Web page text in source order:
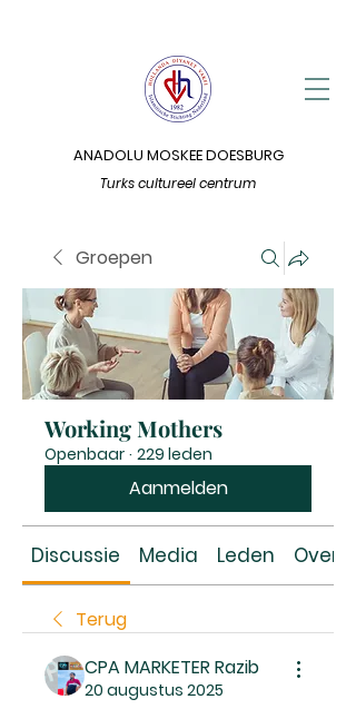
Turks cultureel centrum
ANADOLU MOSKEE DOESBURG
Groepen
Working Mothers
Openbaar · 229 leden
Aanmelden
Discussie Media Leden Over
Terug
CPA MARKETER Razib
20 augustus 2025